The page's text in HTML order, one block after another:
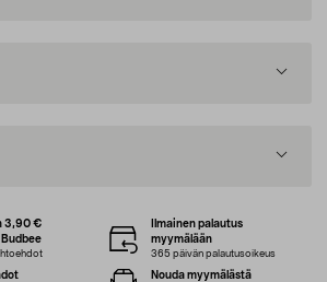
3,90 €
Ilmainen palautus
myymälään
365 päivän palautusoikeus
Nouda myymälästä